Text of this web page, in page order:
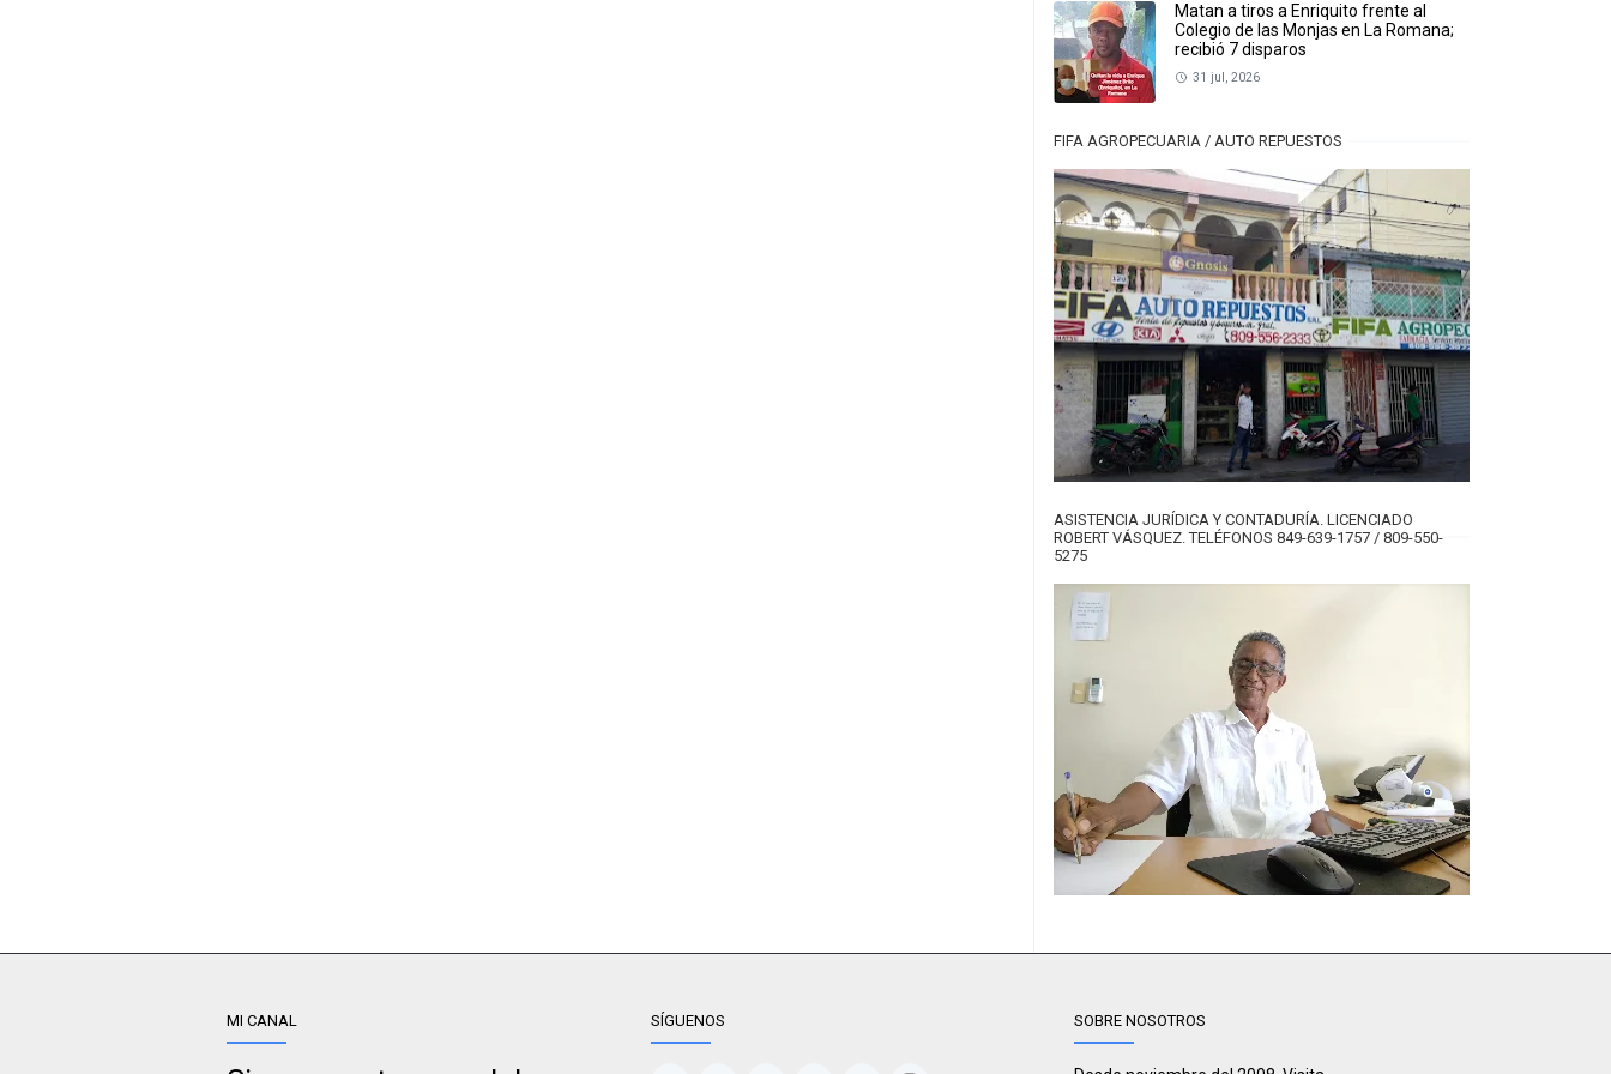
Matan a tiros a Enriquito frente al
Colegio de las Monjas en La Romana;
recibió 7 disparos
31 jul, 2026
FIFA AGROPECUARIA / AUTO REPUESTOS
ASISTENCIA JURÍDICA Y CONTADURÍA. LICENCIADO
ROBERT VÁSQUEZ. TELÉFONOS 849-639-1757 / 809-550-
5275
MI CANAL SÍGUENOS SOBRE NOSOTROS